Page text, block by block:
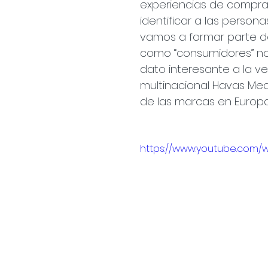
experiencias de
identificar a las
vamos a formar parte
como “consumidores”
dato interesante a la
multinacional Havas
de las marcas en
https://www.youtube.com/